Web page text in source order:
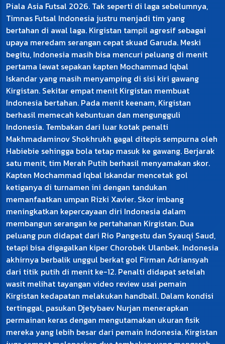
Piala Asia Futsal 2026. Tak seperti di laga sebelumnya,
Timnas Futsal Indonesia justru menjadi tim yang
bertahan di awal laga. Kirgistan tampil agresif sebagai
upaya meredam serangan cepat skuad Garuda. Meski
begitu, Indonesia masih bisa mencuri peluang di menit
pertama lewat sepakan kapten Mochammad Iqbal
Iskandar yang masih menyamping di sisi kiri gawang
Kirgistan. Sekitar empat menit Kirgistan membuat
Indonesia bertahan. Pada menit keenam, Kirgistan
berhasil memecah kebuntuan dan mengungguli
Indonesia. Tembakan dari luar kotak penalti
Makhmadaminov Shokhrukh gagal ditepis sempurna oleh
Habiebie sehingga bola tetap masuk ke gawang. Berjarak
satu menit, tim Merah Putih berhasil menyamakan skor.
Kapten Mochammad Iqbal Iskandar mencetak gol
ketiganya di turnamen ini dengan tandukan
memanfaatkan umpan Rizki Xavier. Skor imbang
meningkatkan kepercayaan diri Indonesia dalam
membangun serangan ke pertahanan Kirgistan. Dua
peluang pun didapat dari Rio Pangestu dan Syauqi Saud,
tetapi bisa digagalkan kiper Chorobek Ulanbek. Indonesia
akhirnya berbalik unggul berkat gol Firman Adriansyah
dari titik putih di menit ke-12. Penalti didapat setelah
wasit melihat tayangan video review usai pemain
Kirgistan kedapatan melakukan handball. Dalam kondisi
tertinggal, pasukan Djetybaev Nurjan menerapkan
permainan keras dengan mengutamakan ukuran fisik
mereka yang lebih besar dari pemain Indonesia. Kirgistan